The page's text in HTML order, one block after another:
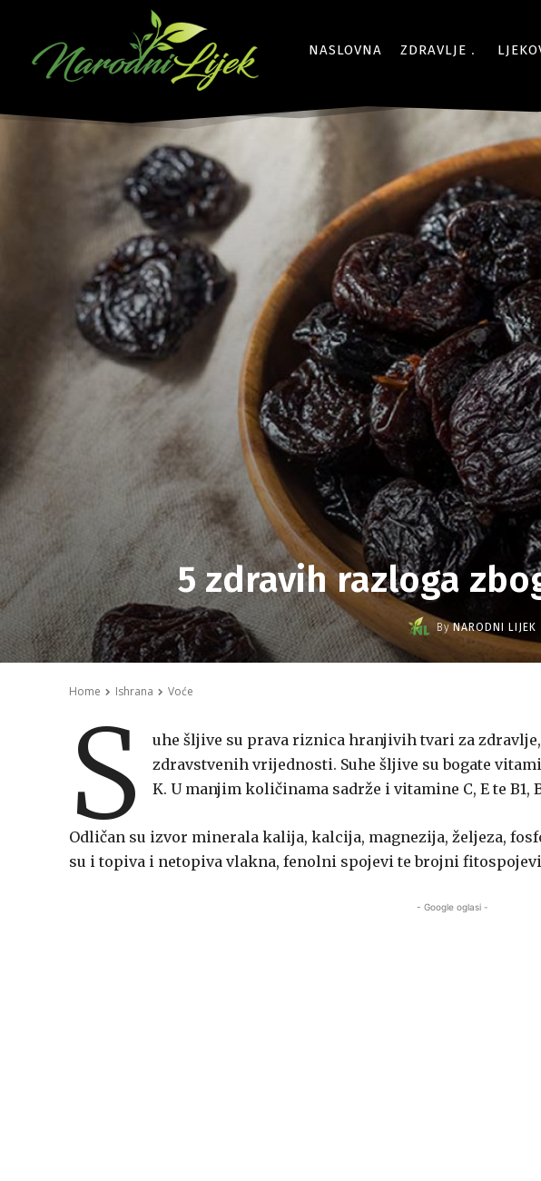
NASLOVNA ZDRAVLJE
5 zdravih razloga
By NARODNI LIJEK
Home Ishrana Voće
S
uhe šljive su prava riznica hranjivih tvari za
zdravstvenih vrijednosti. Suhe šljive su bogate
K. U manjim količinama sadrže i vitamine C, E te B1,
Odličan su izvor minerala kalija, kalcija, magnezija, željeza,
su i topiva i netopiva vlakna, fenolni spojevi te brojni
- Google oglasi -